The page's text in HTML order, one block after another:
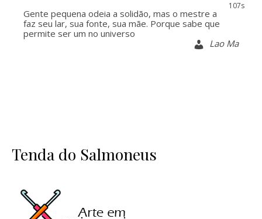
106s
Gente pequena odeia a solidão, mas o mestre a
faz seu lar, sua fonte, sua mãe. Porque sabe que
permite ser um no universo
Lao Ma
Tenda do Salmoneus